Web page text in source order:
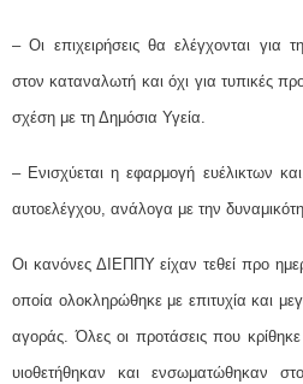
– Οι επιχειρήσεις θα ελέγχονται για
στον καταναλωτή και όχι για τυπικές
σχέση με τη Δημόσια Υγεία.
– Ενισχύεται η εφαρμογή ευέλικτων
αυτοελέγχου, ανάλογα με την
Οι κανόνες ΔΙΕΠΠΥ είχαν τεθεί προ
οποία ολοκληρώθηκε με επιτυχία και
αγοράς. Όλες οι προτάσεις που
υιοθετήθηκαν και ενσωματώθηκαν